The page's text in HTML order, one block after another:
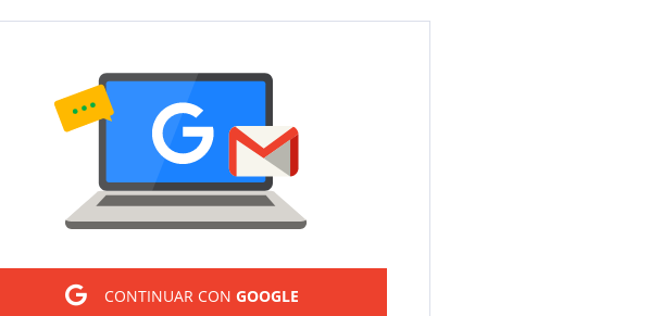
CONTINUAR CON GOOGLE